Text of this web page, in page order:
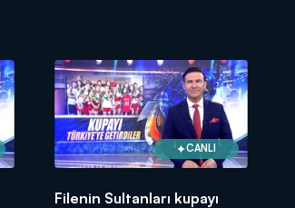
CANLI
Filenin Sultanları kupayı